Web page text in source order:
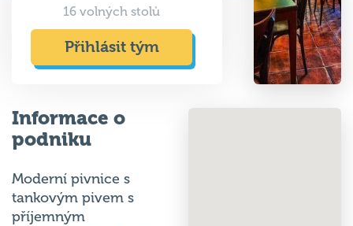
16 volných stolů
Přihlásit tým
Informace o
podniku
Moderní pivnice s
tankovým pivem s
příjemným